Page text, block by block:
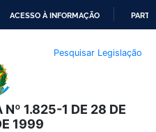
O
CONTEÚDO
ACESSO À INFORMAÇÃO
Pesquisar Legislação
Nº 1.825-1 DE 28 DE
1999